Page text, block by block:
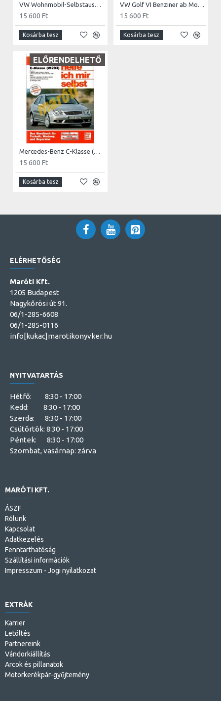
VW Wohnmobil-Selbstausbau T4-Modelle ab September 1990 (Javítási kézikönyv)
15 600 Ft
Kosárba tesz
VW Golf VI Benziner ab Modelljahr 2009 (Javítási kézikönyv)
15 600 Ft
Kosárba tesz
ELŐRENDELHETŐ
Mercedes-Benz C-Klasse (W203) 2000 (Javítási kézikönyv)
15 600 Ft
Kosárba tesz
ELÉRHETŐSÉG
Maróti Kft.
1205 Budapest
Nagykőrösi út 91.
06/1-285-6608
06/1-285-0116
info[kukac]marotikonyvker.hu
NYITVATARTÁS
Hétfő: 8:30 - 17:00
Kedd: 8:30 - 17:00
Szerda: 8:30 - 17:00
Csütörtök: 8:30 - 17:00
Péntek: 8:30 - 17:00
Szombat, vasárnap: zárva
MARÓTI KFT.
ÁSZF
Rólunk
Kapcsolat
Adatkezelés
Fenntarthatóság
Szállítási információk
Impresszum - Jogi nyilatkozat
EXTRÁK
Karrier
Letöltés
Partnereink
Vándorkiállítás
Arcok és pillanatok
Motorkerékpár-gyűjtemény